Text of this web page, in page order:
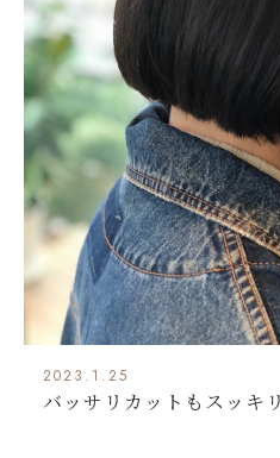
2023.1.25
バッサリカットもスッキ